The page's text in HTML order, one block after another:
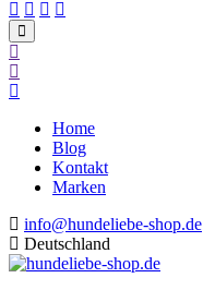
Home
Blog
Kontakt
Marken
info@hundeliebe-shop.de
Deutschland